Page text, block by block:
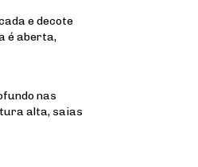
e decote
é aberta,
nas
alta, saias